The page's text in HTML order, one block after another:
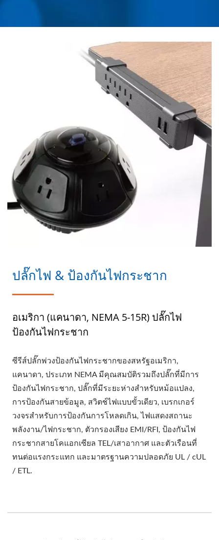
สากล, ตัวแปลง, ที่ชาร์จ
USB, RACK MOUNT PDU
| AHOKU ELECTRONIC
COMPANY
ปลั๊กไฟ & ป้องกันไฟกระชาก
อเมริกา (แคนาดา, NEMA 5-15R) ปลั๊กไฟ
ป้องกันไฟกระชาก
ซีรีส์ปลั๊กพ่วงป้องกันไฟกระชากของสหรัฐอเมริกา,
แคนาดา, ประเภท NEMA มีคุณสมบัติรวมถึงปลั๊กที่มีการ
ป้องกันไฟกระชาก, ปลั๊กที่มีระยะห่างสำหรับหม้อแปลง,
การป้องกันสายข้อมูล, สวิตช์ไฟแบบขั้วเดียว, เบรกเกอร์
วงจรสำหรับการป้องกันการโหลดเกิน, ไฟแสดงสถานะ
พลังงาน/ไฟกระชาก, ตัวกรองเสียง EMI/RFI, ป้องกันไฟ
กระชากสายโคแอกเซียล TEL/เสาอากาศ และตัวเรือนที่
ทนต่อแรงกระแทก และมาตรฐานความปลอดภัย UL / cUL
/ ETL.